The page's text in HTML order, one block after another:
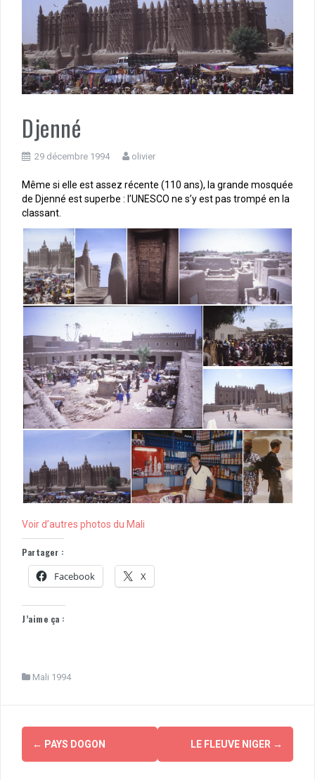
Djenné
29 décembre 1994 olivier
Même si elle est assez récente (110 ans), la grande mosquée
de Djenné est superbe : l’UNESCO ne s’y est pas trompé en la
classant.
Voir d’autres photos du Mali
Partager :
Facebook X
J’aime ça :
Mali 1994
Navigation
d'article
← PAYS DOGON LE FLEUVE NIGER →